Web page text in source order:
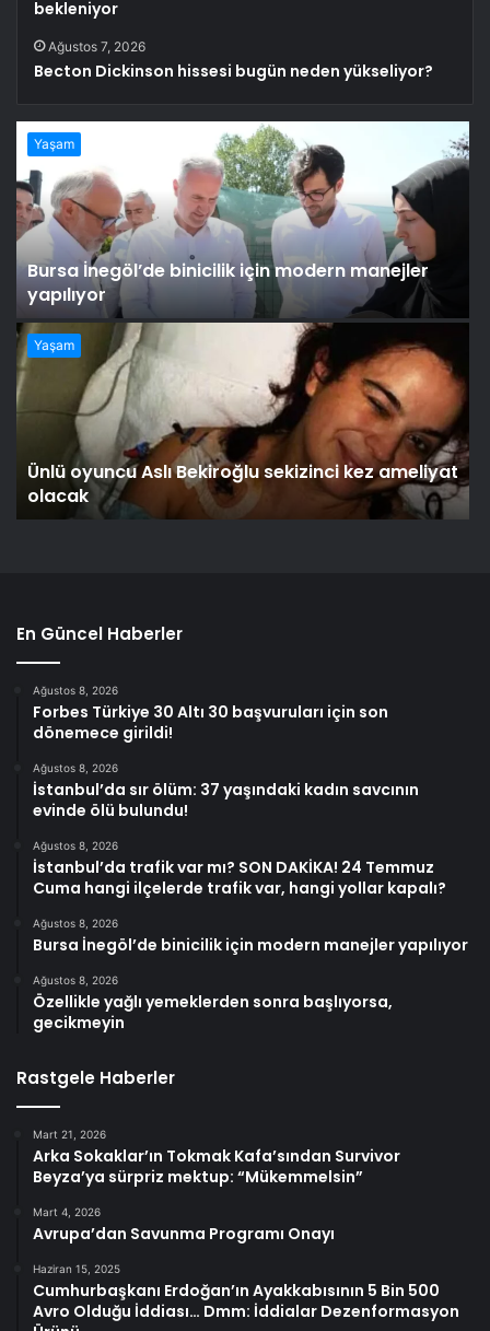
bekleniyor
Ağustos 7, 2026
Becton Dickinson hissesi bugün neden yükseliyor?
Yaşam
Bursa İnegöl’de binicilik için modern manejler
yapılıyor
Yaşam
Ünlü oyuncu Aslı Bekiroğlu sekizinci kez ameliyat
olacak
En Güncel Haberler
Ağustos 8, 2026
Forbes Türkiye 30 Altı 30 başvuruları için son
dönemece girildi!
Ağustos 8, 2026
İstanbul’da sır ölüm: 37 yaşındaki kadın savcının
evinde ölü bulundu!
Ağustos 8, 2026
İstanbul’da trafik var mı? SON DAKİKA! 24 Temmuz
Cuma hangi ilçelerde trafik var, hangi yollar kapalı?
Ağustos 8, 2026
Bursa İnegöl’de binicilik için modern manejler yapılıyor
Ağustos 8, 2026
Özellikle yağlı yemeklerden sonra başlıyorsa,
gecikmeyin
Rastgele Haberler
Mart 21, 2026
Arka Sokaklar’ın Tokmak Kafa’sından Survivor
Beyza’ya sürpriz mektup: “Mükemmelsin”
Mart 4, 2026
Avrupa’dan Savunma Programı Onayı
Haziran 15, 2025
Cumhurbaşkanı Erdoğan’ın Ayakkabısının 5 Bin 500
Avro Olduğu İddiası… Dmm: İddialar Dezenformasyon